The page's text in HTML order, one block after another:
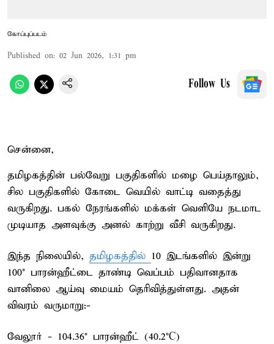
கோப்புப்படம்
Published on: 02 Jun 2026, 1:31 pm
Follow Us
சென்னை,
தமிழகத்தின் பல்வேறு பகுதிகளில் மழை பெய்தாலும்,
சில பகுதிகளில் கோடை வெயில் வாட்டி வதைத்து
வருகிறது. பகல் நேரங்களில் மக்கள் வெளியே நடமாட
முடியாத அளவுக்கு அனல் காற்று வீசி வருகிறது.
இந்த நிலையில், தமிழகத்தில் 10 இடங்களில் இன்று
100° பாரன்ஹீட்டை தாண்டி வெப்பம் பதிவானதாக
வானிலை ஆய்வு மையம் தெரிவித்துள்ளது. அதன்
விவரம் வருமாறு:-
வேலூர் - 104.36° பாரன்ஹீட் (40.2°C)